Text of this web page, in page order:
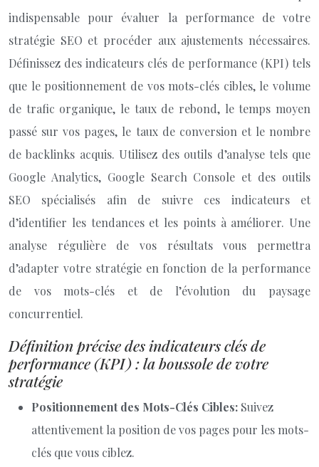
indispensable pour évaluer la performance de votre
stratégie SEO et procéder aux ajustements nécessaires.
Définissez des indicateurs clés de performance (KPI) tels
que le positionnement de vos mots-clés cibles, le volume
de trafic organique, le taux de rebond, le temps moyen
passé sur vos pages, le taux de conversion et le nombre
de backlinks acquis. Utilisez des outils d’analyse tels que
Google Analytics, Google Search Console et des outils
SEO spécialisés afin de suivre ces indicateurs et
d’identifier les tendances et les points à améliorer. Une
analyse régulière de vos résultats vous permettra
d’adapter votre stratégie en fonction de la performance
de vos mots-clés et de l’évolution du paysage
concurrentiel.
Définition précise des indicateurs clés de
performance (KPI) : la boussole de votre
stratégie
Positionnement des Mots-Clés Cibles: Suivez
attentivement la position de vos pages pour les mots-
clés que vous ciblez.